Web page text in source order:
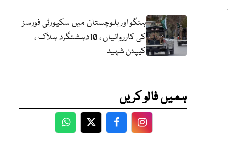
ہنگو اور بلوچستان میں سکیورٹی فورسز
کی کارروائیاں ، 10دہشتگرد ہلاک ،
کیپٹن شہید
ہمیں فالو کریں
WhatsApp
TwitterFacebookFacebook